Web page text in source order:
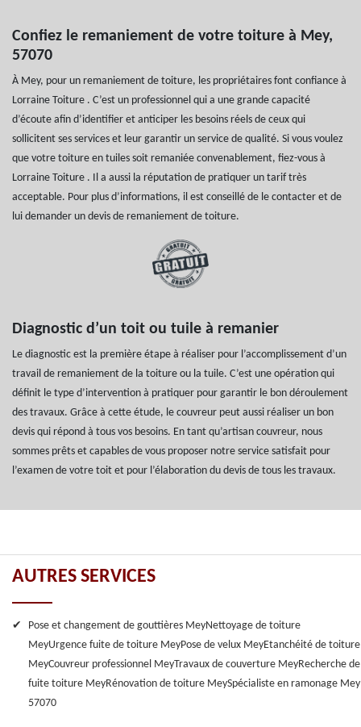
Confiez le remaniement de votre toiture à Mey,
57070
À Mey, pour un remaniement de toiture, les propriétaires font confiance à
Lorraine Toiture . C’est un professionnel qui a une grande capacité
d’écoute afin d’identifier et anticiper les besoins réels de ceux qui
sollicitent ses services et leur garantir un service de qualité. Si vous voulez
que votre toiture en tuiles soit remaniée convenablement, fiez-vous à
Lorraine Toiture . Il a aussi la réputation de pratiquer un tarif très
acceptable. Pour plus d’informations, il est conseillé de le contacter et de
lui demander un devis de remaniement de toiture.
Diagnostic d’un toit ou tuile à remanier
Le diagnostic est la première étape à réaliser pour l’accomplissement d’un
travail de remaniement de la toiture ou la tuile. C’est une opération qui
définit le type d’intervention à pratiquer pour garantir le bon déroulement
des travaux. Grâce à cette étude, le couvreur peut aussi réaliser un bon
devis qui répond à tous vos besoins. En tant qu’artisan couvreur, nous
sommes prêts et capables de vous proposer notre service satisfait pour
l’examen de votre toit et pour l’élaboration du devis de tous les travaux.
AUTRES SERVICES
Pose et changement de gouttières MeyNettoyage de toiture
MeyUrgence fuite de toiture MeyPose de velux MeyEtanchéité de toiture
MeyCouvreur professionnel MeyTravaux de couverture MeyRecherche de
fuite toiture MeyRénovation de toiture MeySpécialiste en ramonage Mey
57070